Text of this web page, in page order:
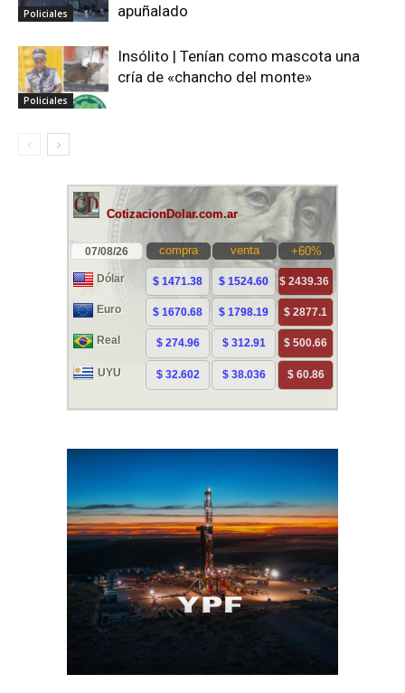
Policiales
apuñalado
Policiales
Insólito | Tenían como mascota una
cría de «chancho del monte»